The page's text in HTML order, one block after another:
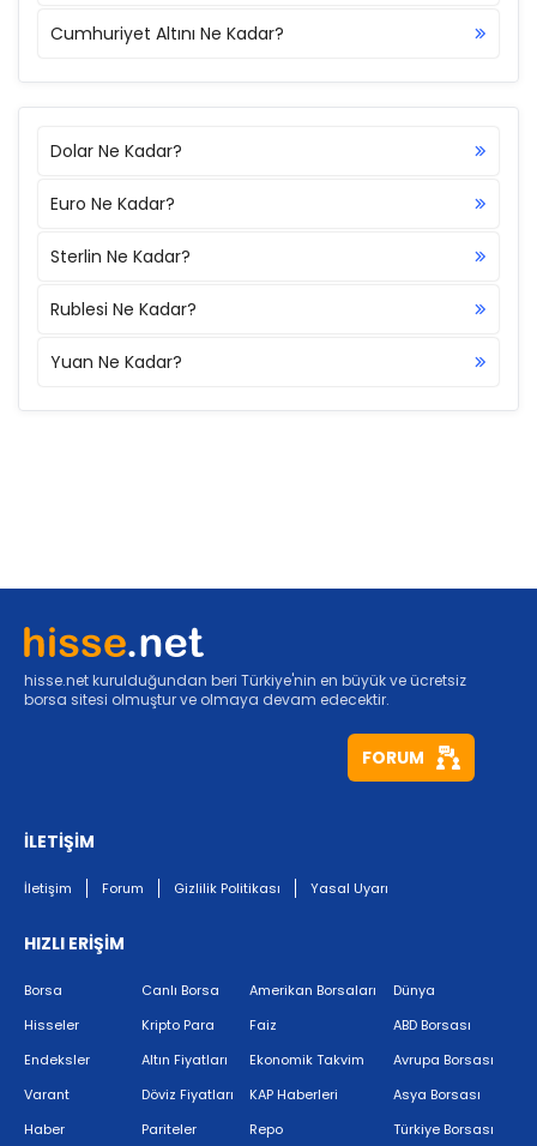
Cumhuriyet Altını Ne Kadar?
Dolar Ne Kadar?
Euro Ne Kadar?
Sterlin Ne Kadar?
Rublesi Ne Kadar?
Yuan Ne Kadar?
hisse.net kurulduğundan beri Türkiye'nin en büyük ve ücretsiz
borsa sitesi olmuştur ve olmaya devam edecektir.
FORUM
İLETİŞİM
İletişim Forum Gizlilik Politikası Yasal Uyarı
HIZLI ERİŞİM
Borsa
Hisseler
Endeksler
Varant
Haber
Canlı Borsa
Kripto Para
Altın Fiyatları
Döviz Fiyatları
Pariteler
Amerikan Borsaları
Faiz
Ekonomik Takvim
KAP Haberleri
Repo
Dünya
ABD Borsası
Avrupa Borsası
Asya Borsası
Türkiye Borsası